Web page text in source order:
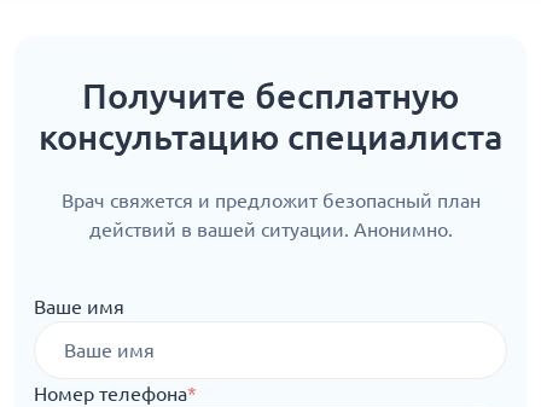
Получите бесплатную
консультацию специалиста
Врач свяжется и предложит безопасный план
действий в вашей ситуации. Анонимно.
Ваше имя
Номер телефона*